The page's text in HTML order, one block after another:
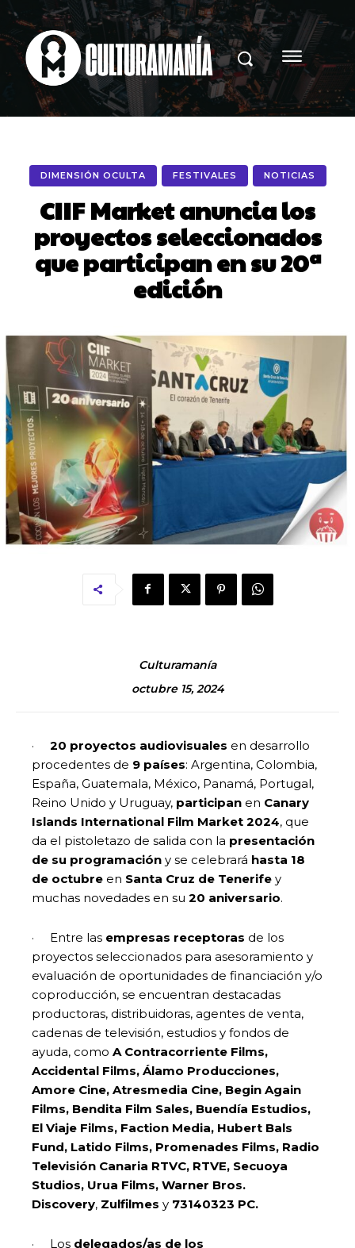
DIMENSIÓN OCULTA FESTIVALES NOTICIAS
CIIF Market anuncia los
proyectos seleccionados
que participan en su 20ª
edición
Culturamanía
octubre 15, 2024
· 20 proyectos audiovisuales en desarrollo
procedentes de 9 países: Argentina, Colombia,
España, Guatemala, México, Panamá, Portugal,
Reino Unido y Uruguay, participan en Canary
Islands International Film Market 2024, que
da el pistoletazo de salida con la presentación
de su programación y se celebrará hasta 18
de octubre en Santa Cruz de Tenerife y
muchas novedades en su 20 aniversario.
· Entre las empresas receptoras de los
proyectos seleccionados para asesoramiento y
evaluación de oportunidades de financiación y/o
coproducción, se encuentran destacadas
productoras, distribuidoras, agentes de venta,
cadenas de televisión, estudios y fondos de
ayuda, como A Contracorriente Films,
Accidental Films, Álamo Producciones,
Amore Cine, Atresmedia Cine, Begin Again
Films, Bendita Film Sales, Buendía Estudios,
El Viaje Films, Faction Media, Hubert Bals
Fund, Latido Films, Promenades Films, Radio
Televisión Canaria RTVC, RTVE, Secuoya
Studios, Urua Films, Warner Bros.
Discovery, Zulfilmes y 73140323 PC.
· Los delegados/as de los